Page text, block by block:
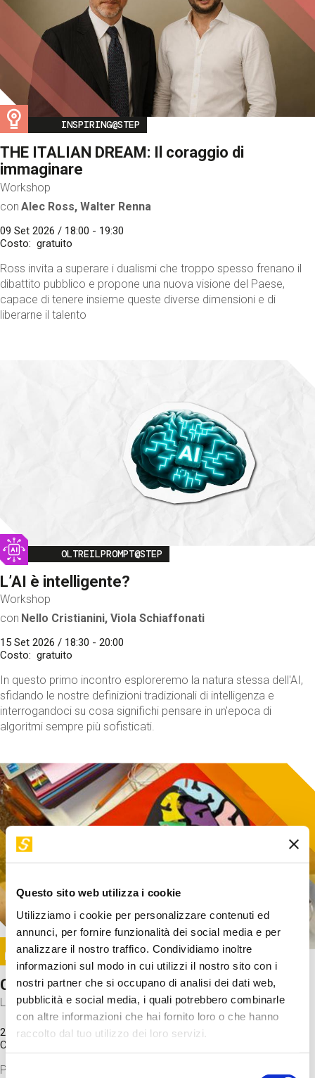
Questo sito web utilizza i cookie
Utilizziamo i cookie per personalizzare contenuti ed
annunci, per fornire funzionalità dei social media e per
analizzare il nostro traffico. Condividiamo inoltre
informazioni sul modo in cui utilizzi il nostro sito con i
nostri partner che si occupano di analisi dei dati web,
pubblicità e social media, i quali potrebbero combinarle
con altre informazioni che hai fornito loro o che hanno
raccolto dal tuo utilizzo dei loro servizi.
Selezione
Image
INSPIRING@STEP
THE ITALIAN DREAM: Il coraggio di
immaginare
Workshop
con Alec Ross, Walter Renna
09 Set 2026 / 18:00 - 19:30
Costo
gratuito
Ross invita a superare i dualismi che troppo spesso frenano il
dibattito pubblico e propone una nuova visione del Paese,
capace di tenere insieme queste diverse dimensioni e di
liberarne il talento
Image
OLTREILPROMPT@STEP
L’AI è intelligente?
Workshop
con Nello Cristianini, Viola Schiaffonati
15 Set 2026 / 18:30 - 20:00
Costo
gratuito
In questo primo incontro esploreremo la natura stessa dell'AI,
sfidando le nostre definizioni tradizionali di intelligenza e
interrogandoci su cosa significhi pensare in un'epoca di
algoritmi sempre più sofisticati.
Image
SUNDAY@STEP
Come funziona il cervello?
Laboratorio
20 Set 2026 / 11:15 - 13:00
Costo
Proveremo a costruire un cervello in cartoncino cercando di